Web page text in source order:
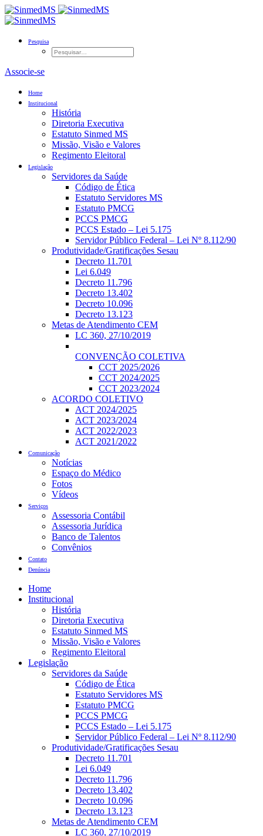
Pesquisa
Associe-se
Home
Institucional
História
Diretoria Executiva
Estatuto Sinmed MS
Missão, Visão e Valores
Regimento Eleitoral
Legislação
Servidores da Saúde
Código de Ética
Estatuto Servidores MS
Estatuto PMCG
PCCS PMCG
PCCS Estado – Lei 5.175
Servidor Público Federal – Lei Nº 8.112/90
Produtividade/Gratificações Sesau
Decreto 11.701
Lei 6.049
Decreto 11.796
Decreto 13.402
Decreto 10.096
Decreto 13.123
Metas de Atendimento CEM
LC 360, 27/10/2019
CONVENÇÃO COLETIVA
CCT 2025/2026
CCT 2024/2025
CCT 2023/2024
ACORDO COLETIVO
ACT 2024/2025
ACT 2023/2024
ACT 2022/2023
ACT 2021/2022
Comunicação
Notícias
Espaço do Médico
Fotos
Vídeos
Serviços
Assessoria Contábil
Assessoria Jurídica
Banco de Talentos
Convênios
Contato
Denúncia
Home
Institucional
História
Diretoria Executiva
Estatuto Sinmed MS
Missão, Visão e Valores
Regimento Eleitoral
Legislação
Servidores da Saúde
Código de Ética
Estatuto Servidores MS
Estatuto PMCG
PCCS PMCG
PCCS Estado – Lei 5.175
Servidor Público Federal – Lei Nº 8.112/90
Produtividade/Gratificações Sesau
Decreto 11.701
Lei 6.049
Decreto 11.796
Decreto 13.402
Decreto 10.096
Decreto 13.123
Metas de Atendimento CEM
LC 360, 27/10/2019